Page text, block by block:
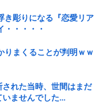
き彫りになる『恋愛リア
・・・・・
りまくることが判明ｗｗ
れた当時、世間はまだ
ませんでした...